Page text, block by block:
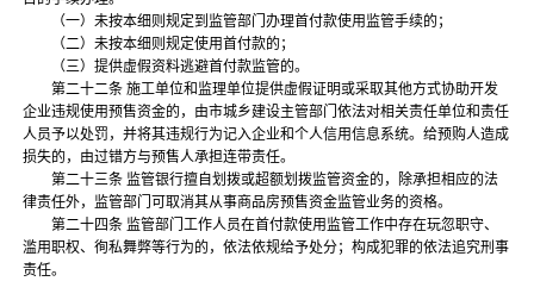
（一）未按本细则规定到监管部门办理首付款使用监管手续的；
（二）未按本细则规定使用首付款的；
（三）提供虚假资料逃避首付款监管的。
第二十二条 施工单位和监理单位提供虚假证明或采取其他方式协助开发
企业违规使用预售资金的，由市城乡建设主管部门依法对相关责任单位和责任
人员予以处罚，并将其违规行为记入企业和个人信用信息系统。给预购人造成
损失的，由过错方与预售人承担连带责任。
第二十三条 监管银行擅自划拨或超额划拨监管资金的，除承担相应的法
律责任外，监管部门可取消其从事商品房预售资金监管业务的资格。
第二十四条 监管部门工作人员在首付款使用监管工作中存在玩忽职守、
滥用职权、徇私舞弊等行为的，依法依规给予处分；构成犯罪的依法追究刑事
责任。